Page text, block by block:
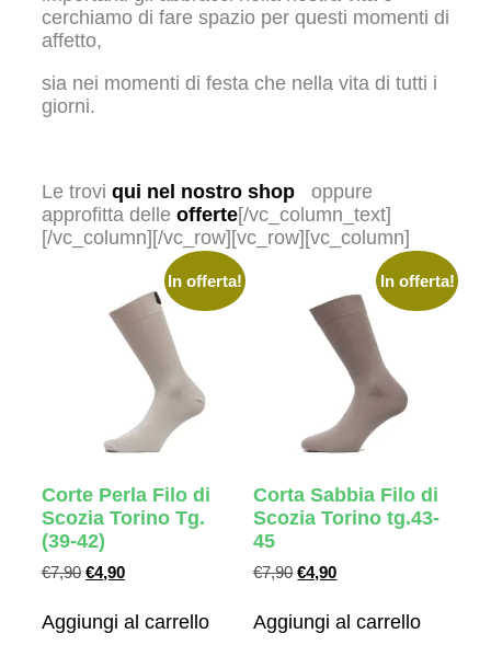
cerchiamo di fare spazio per questi momenti di
affetto,
sia nei momenti di festa che nella vita di tutti i
giorni.
Le trovi qui nel nostro shop
oppure
approfitta delle offerte[/vc_column_text]
[/vc_column][/vc_row][vc_row][vc_column]
In offerta!
Corte Perla Filo di
Scozia Torino Tg.
(39-42)
€7,90 €4,90
Aggiungi al carrello
In offerta!
Corta Sabbia Filo di
Scozia Torino tg.43-
45
€7,90 €4,90
Aggiungi al carrello